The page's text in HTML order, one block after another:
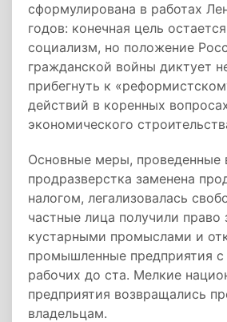
сформулирована в работах
годов: конечная цель
социализм, но положение
гражданской войны диктует
прибегнуть к
действий в коренных
экономического
Основные меры,
продразверстка заменена
налогом, легализовалась
частные лица получили право
кустарными промыслами и
промышленные предприятия
рабочих до ста. Мелкие
предприятия возвращались
владельцам.